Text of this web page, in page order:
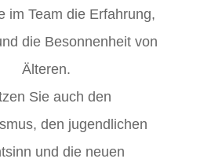
im Team die Erfahrung,
die Besonnenheit von
Älteren.
Sie auch den
den jugendlichen
und die neuen